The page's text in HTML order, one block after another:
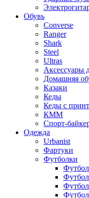
Обувь
Converse
Ranger
Shark
Steel
Ultras
Аксессуары
Домашняя
Казаки
Кеды
Кеды с
КММ
Спорт-
Одежда
Urbanist
Фартуки
Футболки